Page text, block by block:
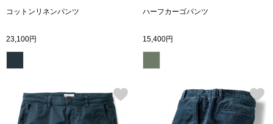
ボトムス
パンツ／スラ
コットンリネンパンツ
23,100円
ハーフカーゴパンツ
15,400円